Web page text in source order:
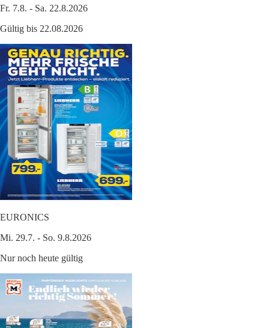
Fr. 7.8. - Sa. 22.8.2026
Gültig bis 22.08.2026
EURONICS
Mi. 29.7. - So. 9.8.2026
Nur noch heute gültig